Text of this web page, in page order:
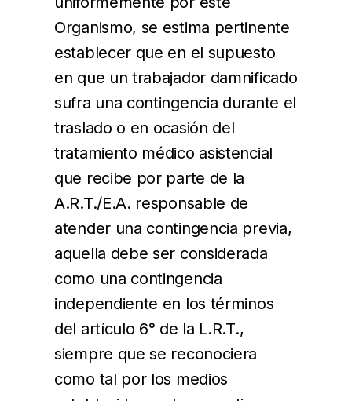
Organismo, se estima pertinente
establecer que en el supuesto
en que un trabajador damnificado
sufra una contingencia durante el
traslado o en ocasión del
tratamiento médico asistencial
que recibe por parte de la
A.R.T./E.A. responsable de
atender una contingencia previa,
aquella debe ser considerada
como una contingencia
independiente en los términos
del artículo 6° de la L.R.T.,
siempre que se reconociera
como tal por los medios